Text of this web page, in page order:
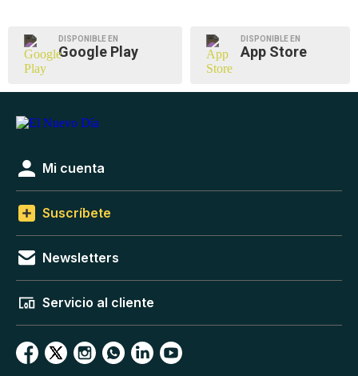
DISPONIBLE EN
Google Play
DISPONIBLE EN
App Store
Mi cuenta
Suscríbete
Newsletters
Servicio al cliente